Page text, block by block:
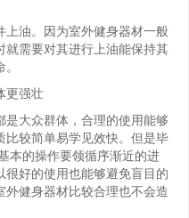
上油。因为室外健身器材一般
就需要对其进行上油能保持其
更强壮
是大众群体，合理的使用能够
比较简单易学见效快。但是毕
本的操作要领循序渐近的进
很好的使用也能够避免盲目的
外健身器材比较合理也不会造